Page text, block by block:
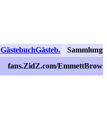
GästebuchGästeb. Sammlung
fans.ZidZ.com/EmmettBrown